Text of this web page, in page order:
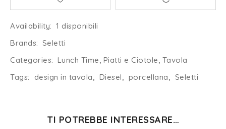
Availability: 1 disponibili
Brands: Seletti
Categories: Lunch Time Piatti e Ciotole Tavola
Tags:
design in tavola Diesel porcellana Seletti
TI POTREBBE INTERESSARE…